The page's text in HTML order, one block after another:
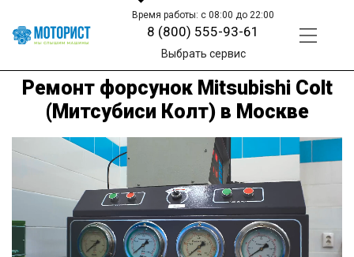
Время работы: с 08:00 до 22:00
8 (800) 555-93-61
Выбрать сервис
Ремонт форсунок Mitsubishi Colt
(Митсубиси Колт) в Москве